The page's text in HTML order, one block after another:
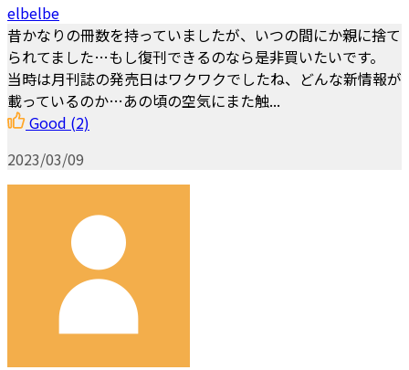
elbelbe
昔かなりの冊数を持っていましたが、いつの間にか親に捨て
られてました…もし復刊できるのなら是非買いたいです。
当時は月刊誌の発売日はワクワクでしたね、どんな新情報が
載っているのか…あの頃の空気にまた触...
Good (2)
2023/03/09